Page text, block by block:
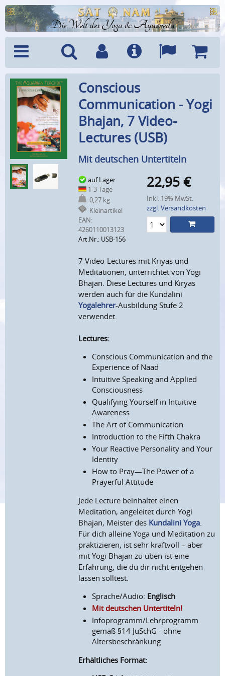
Die Welt des Yoga & Ayurveda
Menü SucheBenutzerkonto
Info
Conscious
Communication - Yogi
Bhajan, 7 Video-
Lectures (USB)
Mit deutschen Untertiteln
auf Lager
1-3 Tage
0,27 kg
Kleinartikel
EAN:
4260110013123
Art.Nr.: USB-156
22,95 €
Inkl. 19% MwSt.
zzgl. Versandkosten
7 Video-Lectures mit Kriyas und
Meditationen, unterrichtet von Yogi
Bhajan. Diese Lectures und Kiryas
werden auch für die Kundalini
Yogalehrer-Ausbildung Stufe 2
verwendet.
Lectures:
Conscious Communication and the
Experience of Naad
Intuitive Speaking and Applied
Consciousness
Qualifying Yourself in Intuitive
Awareness
The Art of Communication
Introduction to the Fifth Chakra
Your Reactive Personality and Your
Identity
How to Pray—The Power of a
Prayerful Attitude
Jede Lecture beinhaltet einen
Meditation, angeleitet durch Yogi
Bhajan, Meister des Kundalini Yoga.
Für dich alleine Yoga und Meditation zu
praktizieren, ist sehr kraftvoll – aber
mit Yogi Bhajan zu üben ist eine
Erfahrung, die du dir nicht entgehen
lassen solltest.
Sprache/Audio: Englisch
Mit deutschen Untertiteln!
Infoprogramm/Lehrprogramm
gemäß §14 JuSchG - ohne
Altersbeschränkung
Erhältliches Format: